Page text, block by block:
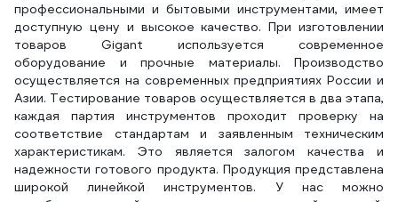
профессиональными и бытовыми инструментами, имеет
доступную цену и высокое качество. При изготовлении
товаров Gigant используется современное
оборудование и прочные материалы. Производство
осуществляется на современных предприятиях России и
Азии. Тестирование товаров осуществляется в два этапа,
каждая партия инструментов проходит проверку на
соответствие стандартам и заявленным техническим
характеристикам. Это является залогом качества и
надежности готового продукта. Продукция представлена
широкой линейкой инструментов. У нас можно